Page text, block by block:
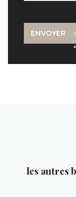
ENVOYER
les autres